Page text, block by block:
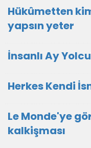
Hükûmetten
yapsın yeter
İnsanlı Ay
Herkes Kendi
Le Monde'ye
kalkişması